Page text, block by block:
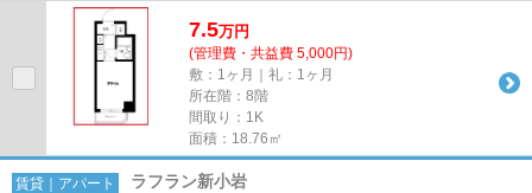
7.5万円
(管理費・共益費 5,000円)
敷：1ヶ月｜礼：1ヶ月
所在階：8階
間取り：1K
面積：18.76㎡
賃貸｜アパート ラフラン新小岩